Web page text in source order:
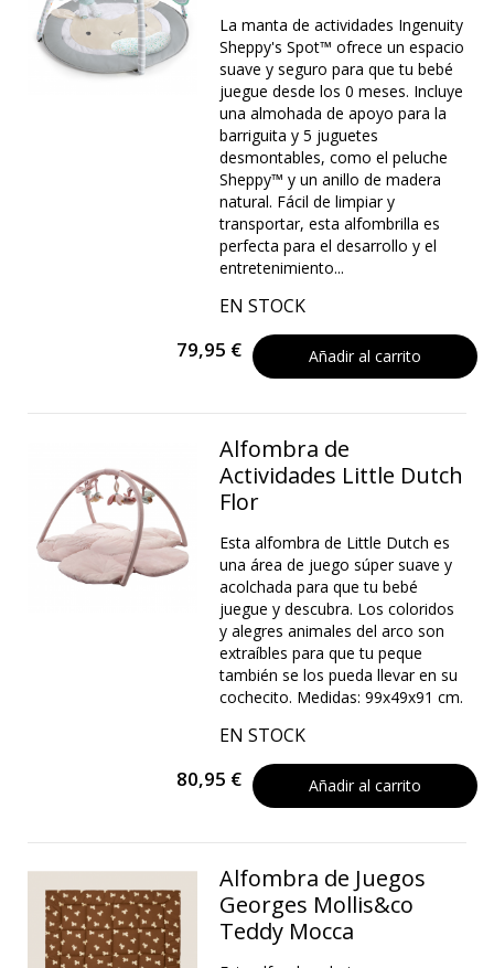
La manta de actividades Ingenuity
Sheppy's Spot™ ofrece un espacio
suave y seguro para que tu bebé
juegue desde los 0 meses. Incluye
una almohada de apoyo para la
barriguita y 5 juguetes
desmontables, como el peluche
Sheppy™ y un anillo de madera
natural. Fácil de limpiar y
transportar, esta alfombrilla es
perfecta para el desarrollo y el
entretenimiento...
EN STOCK
79,95 € Añadir al carrito
Alfombra de
Actividades Little Dutch
Flor
Esta alfombra de Little Dutch es
una área de juego súper suave y
acolchada para que tu bebé
juegue y descubra. Los coloridos
y alegres animales del arco son
extraíbles para que tu peque
también se los pueda llevar en su
cochecito. Medidas: 99x49x91 cm.
EN STOCK
80,95 € Añadir al carrito
Alfombra de Juegos
Georges Mollis&co
Teddy Mocca